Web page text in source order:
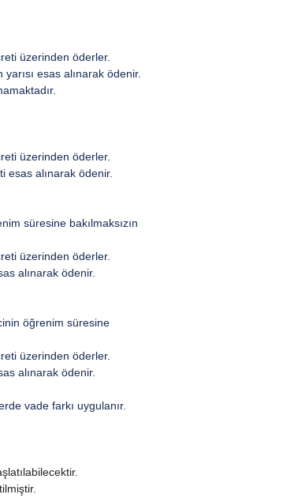
üzerinden öderler.
esas alınarak ödenir.
üzerinden öderler.
esas alınarak ödenir.
süresine bakılmaksızın
üzerinden öderler.
alınarak ödenir.
öğrenim süresine
üzerinden öderler.
alınarak ödenir.
vade farkı uygulanır.